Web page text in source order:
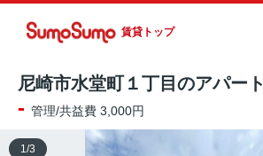
賃貸トップ
尼崎市水堂町１丁目のアパート
- 管理/共益費 3,000円
1 /3